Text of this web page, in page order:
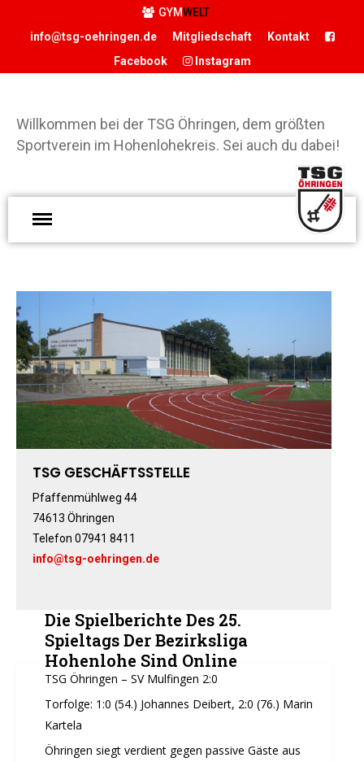
Sportstätten
Historie
Förderverein
Hamballe
ABTEILUNGEN
Gerätturnen Weibl.
Handball
Hockey
Jazztanz
Jedermann-Turnen
Karate
GYMWELT
info@tsg-oehringen.de
Mitgliedschaft
Kontakt
Facebook
Instagram
Willkommen bei der TSG Öhringen, dem größten
Sportverein im Hohenlohekreis. Sei auch du dabei!
TSG GESCHÄFTSSTELLE
Pfaffenmühlweg 44
74613 Öhringen
Telefon 07941 8411
info@tsg-oehringen.de
Die Spielberichte Des 25.
Spieltags Der Bezirksliga
Hohenlohe Sind Online
TSG Öhringen – SV Mulfingen 2:0
Torfolge: 1:0 (54.) Johannes Deibert, 2:0 (76.) Marin
Kartela
Öhringen siegt verdient gegen passive Gäste aus